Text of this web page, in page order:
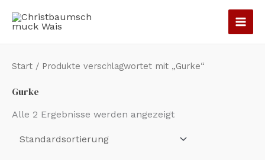
Inhalt
Start / Produkte verschlagwortet mit „Gurke“
Gurke
Alle 2 Ergebnisse werden angezeigt